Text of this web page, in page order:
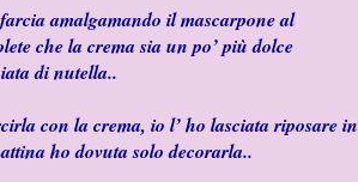
amalgamando il mascarpone al
che la crema sia un po’ più dolce
di nutella..
con la crema, io l’ ho lasciata riposare in
ho dovuta solo decorarla..